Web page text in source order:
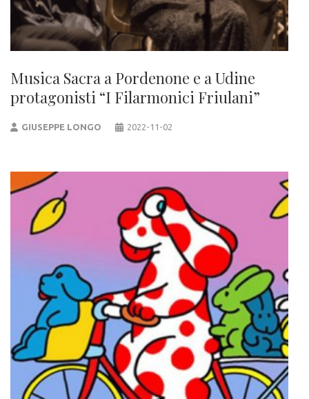
Musica Sacra a Pordenone e a Udine
protagonisti “I Filarmonici Friulani”
GIUSEPPE LONGO 2022-11-02